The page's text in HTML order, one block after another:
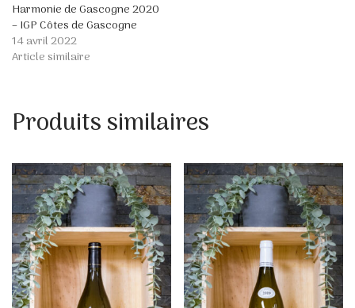
Harmonie de Gascogne 2020
– IGP Côtes de Gascogne
14 avril 2022
Article similaire
Produits similaires